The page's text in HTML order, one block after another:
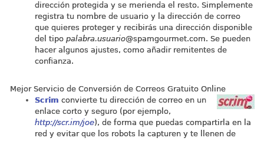
dirección protegida y se merienda el resto. Simplemente
registra tu nombre de usuario y la dirección de correo
que quieres proteger y recibirás una dirección disponible
del tipo palabra.usuario@spamgourmet.com. Se pueden
hacer algunos ajustes, como añadir remitentes de
confianza.
Mejor Servicio de Conversión de Correos Gratuito Online
Scrim convierte tu dirección de correo en un
enlace corto y seguro (por ejemplo,
http://scr.im/joe), de forma que puedas compartirla en la
red y evitar que los robots la capturen y te llenen de